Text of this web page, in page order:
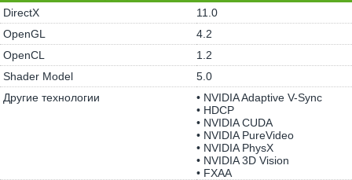
DirectX
11.0
OpenGL
4.2
OpenCL
1.2
Shader Model
5.0
Другие технологии
• NVIDIA Adaptive V-Sync
• HDCP
• NVIDIA CUDA
• NVIDIA PureVideo
• NVIDIA PhysX
• NVIDIA 3D Vision
• FXAA